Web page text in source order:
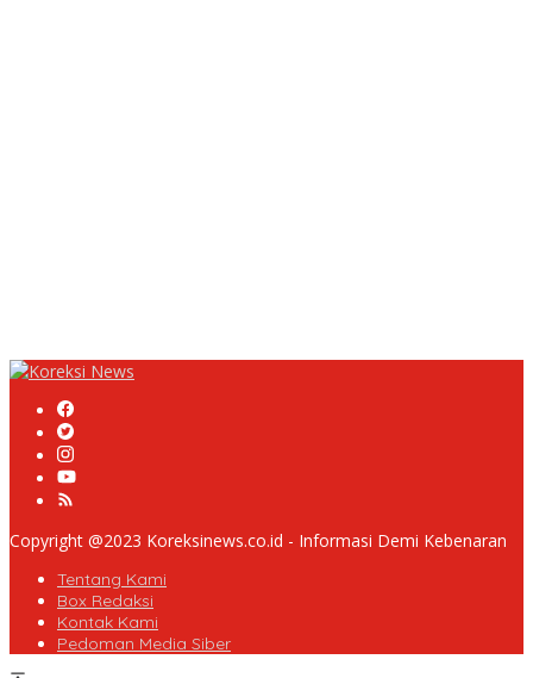
Copyright @2023 Koreksinews.co.id - Informasi Demi Kebenaran
Tentang Kami
Box Redaksi
Kontak Kami
Pedoman Media Siber